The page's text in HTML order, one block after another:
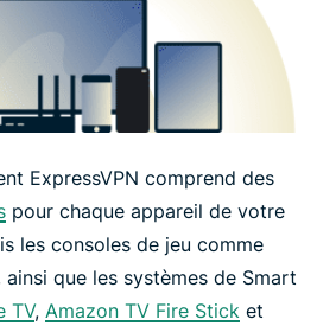
ExpressVPN comprend des
pour chaque appareil de votre
les consoles de jeu comme
ainsi que les systèmes de Smart
TV, Amazon TV Fire Stick et